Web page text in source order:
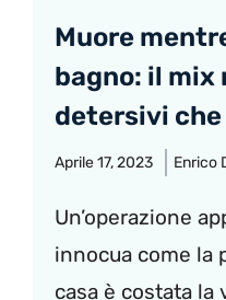
Muore
bagno: il mix
detersivi che
Aprile 17, 2023 Enrico
Un’operazione
innocua come la
casa è costata la